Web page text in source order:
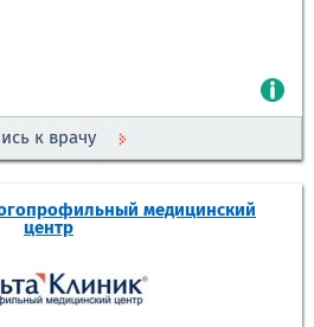
к врачу
медицинский
центр